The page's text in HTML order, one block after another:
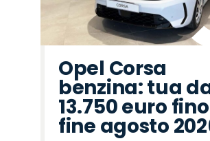
Opel Corsa
benzina: tua
13.750 euro
fine agosto